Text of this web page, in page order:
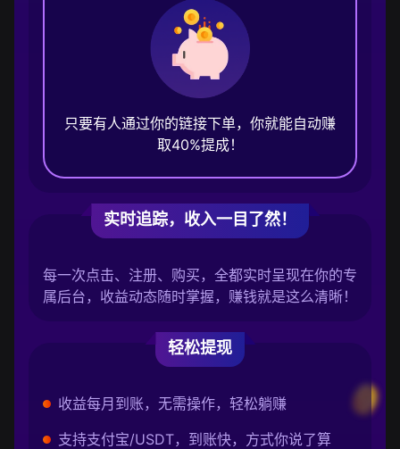
只要有人通过你的链接下单，你就能自动赚
取40%提成！
实时追踪，收入一目了然！
每一次点击、注册、购买，全都实时呈现在你的专
属后台，收益动态随时掌握，赚钱就是这么清晰！
轻松提现
收益每月到账，无需操作，轻松躺赚
支持支付宝/USDT，到账快，方式你说了算